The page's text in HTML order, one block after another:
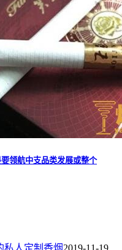
领航中支品类发展或整个